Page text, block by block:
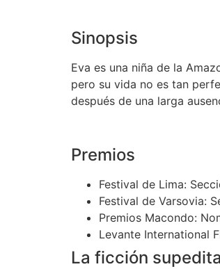
Sinopsis
Eva es una niña de la
pero su vida no es tan
después de una larga
Premios
Festival de Lima:
Festival de Varsovia:
Premios Macondo:
Levante International
La ficción